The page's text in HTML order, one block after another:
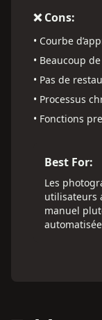
❌ Cons:
• Courbe
• Beaucoup
• Pas de
• Processus
• Fonctions
Best For:
Les
utilisateurs
manuel